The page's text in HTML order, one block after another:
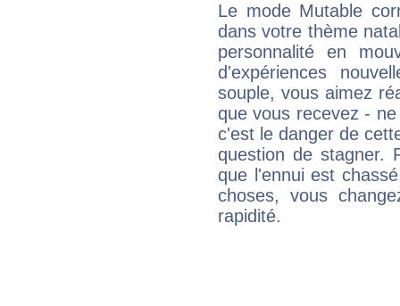
Le mode Mutable
dans votre thème
personnalité en
d'expériences
souple, vous aimez
que vous recevez -
c'est le danger de
question de stagner.
que l'ennui est
choses, vous
rapidité.